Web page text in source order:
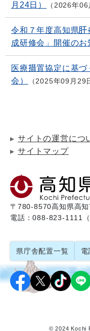
月24日）
2026年06
令和７年度高知県
成研修会」開催のお
医療措置協定に基
会）
2025年09月29
サイトの運営につ
サイトマップ
〒780-8570高知県高
電話：088-823-1111
県庁舎配置一覧 電
© 2024 Kochi